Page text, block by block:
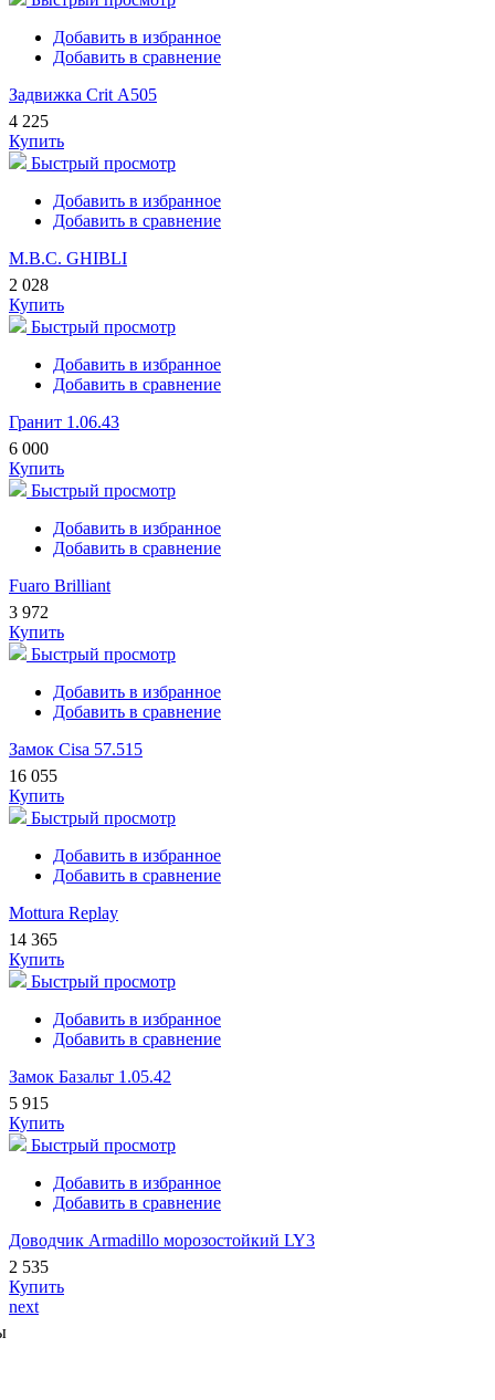
Добавить в избранное
Добавить в сравнение
Задвижка Crit А505
4 225
Купить
Быстрый просмотр
Добавить в избранное
Добавить в сравнение
M.B.C. GHIBLI
2 028
Купить
Быстрый просмотр
Добавить в избранное
Добавить в сравнение
Гранит 1.06.43
6 000
Купить
Быстрый просмотр
Добавить в избранное
Добавить в сравнение
Fuaro Brilliant
3 972
Купить
Быстрый просмотр
Добавить в избранное
Добавить в сравнение
Замок Cisa 57.515
16 055
Купить
Быстрый просмотр
Добавить в избранное
Добавить в сравнение
Mottura Replay
14 365
Купить
Быстрый просмотр
Добавить в избранное
Добавить в сравнение
Замок Базальт 1.05.42
5 915
Купить
Быстрый просмотр
Добавить в избранное
Добавить в сравнение
Доводчик Armadillo морозостойкий LY3
2 535
Купить
next